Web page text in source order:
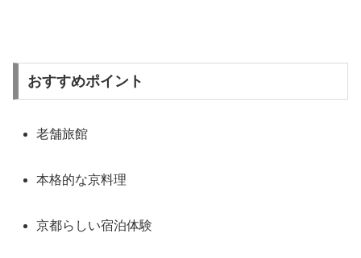
おすすめポイント
老舗旅館
本格的な京料理
京都らしい宿泊体験